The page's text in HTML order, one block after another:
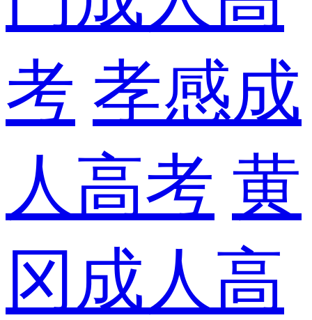
考 孝感成
人高考 黄
冈成人高